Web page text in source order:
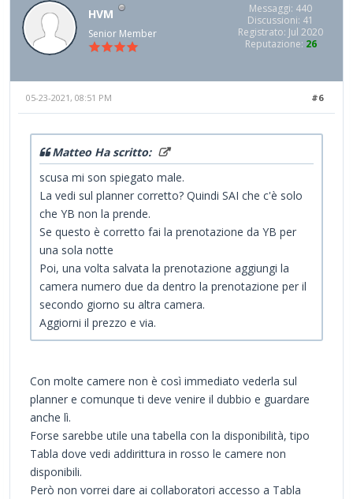
HVM
Senior Member
Messaggi: 440
Discussioni: 41
Registrato: Jul 2020
Reputazione: 26
#6
05-23-2021, 08:51 PM
Matteo Ha scritto:
scusa mi son spiegato male.
La vedi sul planner corretto? Quindi SAI che c'è solo
che YB non la prende.
Se questo è corretto fai la prenotazione da YB per
una sola notte
Poi, una volta salvata la prenotazione aggiungi la
camera numero due da dentro la prenotazione per il
secondo giorno su altra camera.
Aggiorni il prezzo e via.
Con molte camere non è così immediato vederla sul
planner e comunque ti deve venire il dubbio e guardare
anche lì.
Forse sarebbe utile una tabella con la disponibilità, tipo
Tabla dove vedi addirittura in rosso le camere non
disponibili.
Però non vorrei dare ai collaboratori accesso a Tabla